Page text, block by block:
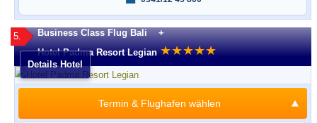
5.
Business Class Flug Bali +
Hotel Padma Resort Legian ★★★★★
Details Hotel
Termin & Flughafen wählen